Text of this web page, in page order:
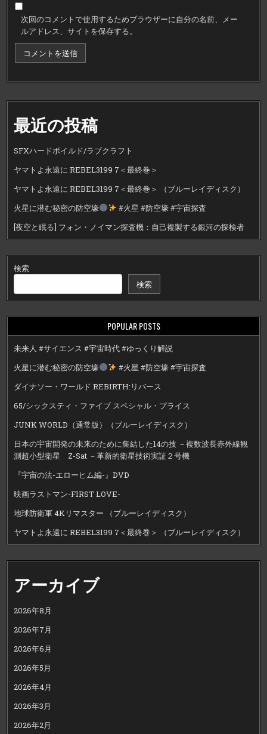
次回のコメントで使用するためブラウザーに自分の名前、メー
ルアドレス、サイトを保存する。
最近の投稿
SFXハードボイルド/ラブクラフト
ヤマトよ永遠に REBEL3199 7＜最終巻＞
ヤマトよ永遠に REBEL3199 7＜最終巻＞ （ブルーレイディスク）
火星に潜む秘密の防空壕
#火星 #防空壕 #宇宙探査
[夜空と眠る] フォン・ノイマン探査機：自己複製する銀河の探検者
検索
検索
POPULAR POSTS
未来人 #サイエンス #宇宙時代 #ゆっくり解説
火星に潜む秘密の防空壕
#火星 #防空壕 #宇宙探査
ダイナソー・ワールド REBIRTH:リバース
65/シックスティ・ファイブ スペシャル・プライス
JUNK WORLD（通常版）（ブルーレイディスク）
日本の宇宙開発の未来のために集結した14の技 －複数波長赤外線観
測超小型衛星 Z-Sat －革新的衛星技術実証２号機
『宇宙の法-エローヒム編-』DVD
映画ラストマン-FIRST LOVE-
地球防衛軍 4Kリマスター （ブルーレイディスク）
ヤマトよ永遠に REBEL3199 7＜最終巻＞ （ブルーレイディスク）
アーカイブ
2026年8月
2026年7月
2026年6月
2026年5月
2026年4月
2026年3月
2026年2月